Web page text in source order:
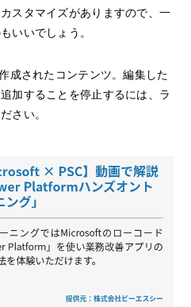
スタマイズがありますので、一
いいでしょう。
成されたコンテンツ。編集した
加することを停止するには、ラ
さい。